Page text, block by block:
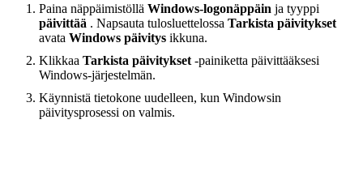
Paina näppäimistöllä Windows-logonäppäin ja tyyppi
päivittää . Napsauta tulosluettelossa Tarkista päivitykset
avata Windows päivitys ikkuna.
Klikkaa Tarkista päivitykset -painiketta päivittääksesi
Windows-järjestelmän.
Käynnistä tietokone uudelleen, kun Windowsin
päivitysprosessi on valmis.